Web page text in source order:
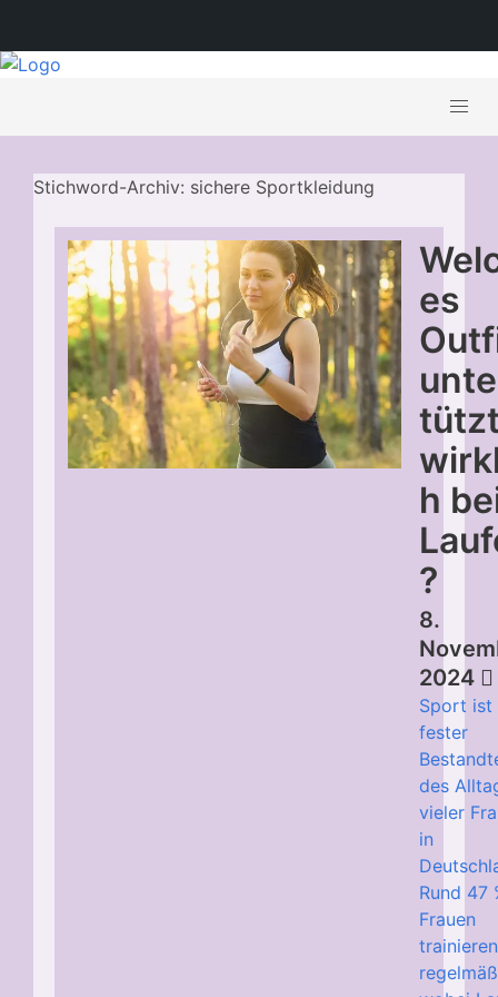
Stichword-Archiv: sichere Sportkleidung
es
h
?
8.
2024
Sport ist
fester
des
vieler
in
Rund 47
Frauen
trainieren